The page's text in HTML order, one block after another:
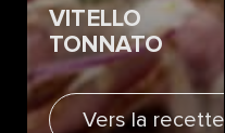
VITELLO
TONNATO
Vers la recette